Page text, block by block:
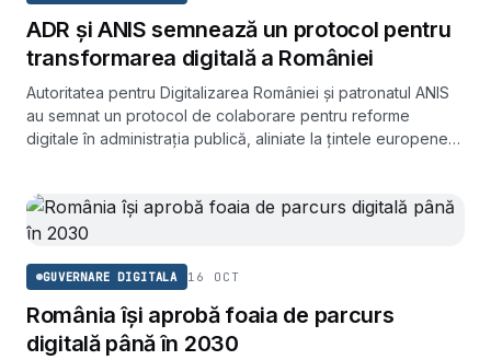
ADR și ANIS semnează un protocol pentru
transformarea digitală a României
Autoritatea pentru Digitalizarea României și patronatul ANIS
au semnat un protocol de colaborare pentru reforme
digitale în administrația publică, aliniate la țintele europene
GUVERNARE DIGITALA 16 OCT
România își aprobă foaia de parcurs
digitală până în 2030